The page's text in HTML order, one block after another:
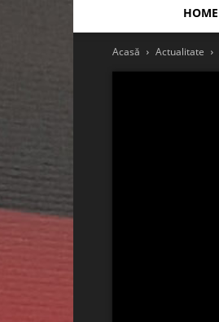
HOME
Acasă Actualitate